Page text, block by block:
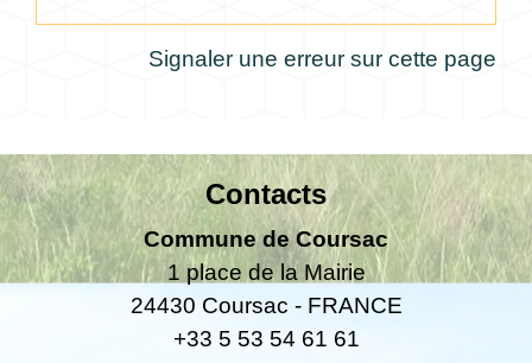
Signaler une erreur sur cette page
Contacts
Commune de Coursac
1 place de la Mairie
24430 Coursac - FRANCE
+33 5 53 54 61 61